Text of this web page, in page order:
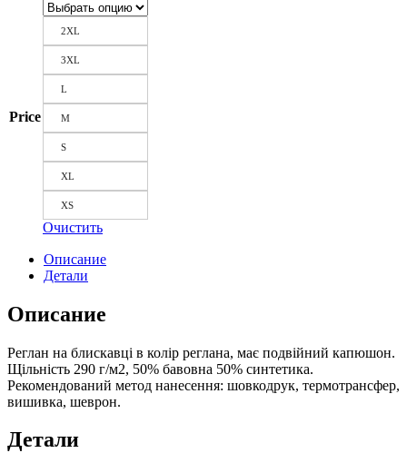
Price
2XL
3XL
L
M
S
XL
XS
Очистить
Описание
Детали
Описание
Реглан на блискавці в колір реглана, має подвійний капюшон.
Щільність 290 г/м2, 50% бавовна 50% синтетика.
Рекомендований метод нанесення: шовкодрук, термотрансфер,
вишивка, шеврон.
Детали